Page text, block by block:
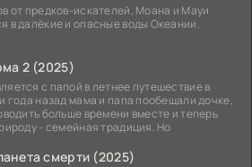
от предков-искателей, Моана и Мауи
в далёкие и опасные воды Океании.
2 (2025)
с папой в летнее путешествие в
года назад мама и папа пообещали дочке,
больше времени вместе и теперь
- семейная традиция. Но
смерти (2025)